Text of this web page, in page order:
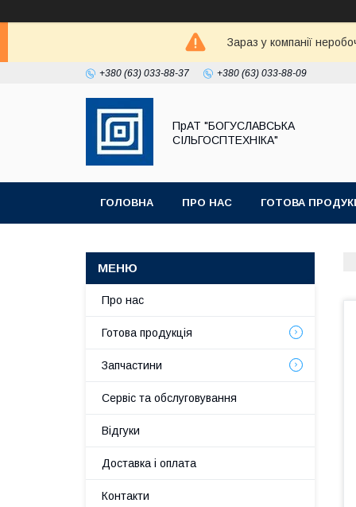
Зараз у компанії
+380 (63) 033-88-37 +380 (63) 033-88-09
ПрАТ "БОГУСЛАВСЬКА
СІЛЬГОСПТЕХНІКА"
ГОЛОВНА ПРО НАС ГОТОВА
Про нас
Готова продукція
Запчастини
Сервіс та обслуговування
Відгуки
Доставка і оплата
Контакти